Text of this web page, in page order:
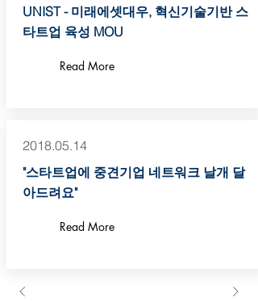
UNIST - 미래에셋대우, 혁신기술기반 스
타트업 육성 MOU
Read More
2018.05.14
"스타트업에 중견기업 네트워크 날개 달
아드려요"
Read More